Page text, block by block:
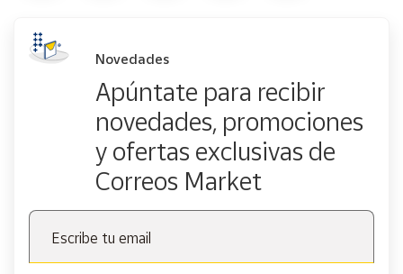
Novedades
Apúntate para recibir
novedades, promociones
y ofertas exclusivas de
Correos Market
Escribe tu email